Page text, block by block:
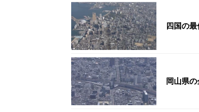
四国の
岡山県